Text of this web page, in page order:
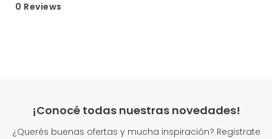
0 Reviews
¡Conocé todas nuestras novedades!
¿Querés buenas ofertas y mucha inspiración? Registrate